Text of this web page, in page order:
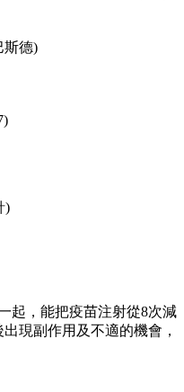
斯德)
)
起，能把疫苗注射從8次減
現副作用及不適的機會，